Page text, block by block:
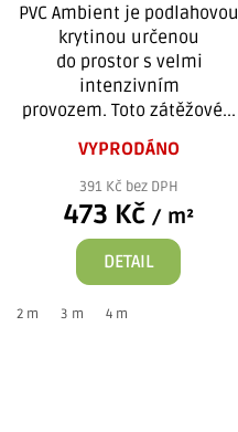
PVC Ambient je podlahovou
krytinou určenou
do prostor s velmi
intenzivním
provozem. Toto zátěžové...
VYPRODÁNO
391 Kč bez DPH
473 Kč / m²
DETAIL
2 m 3 m 4 m